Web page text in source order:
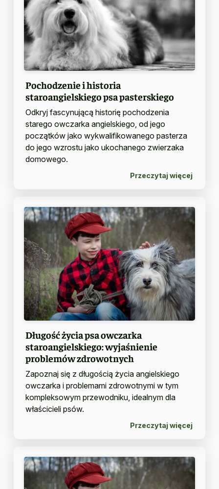
Pochodzenie i historia
staroangielskiego psa pasterskiego
Odkryj fascynującą historię pochodzenia
starego owczarka angielskiego, od jego
początków jako wykwalifikowanego pasterza
do jego wzrostu jako ukochanego zwierzaka
domowego.
Przeczytaj więcej
Długość życia psa owczarka
staroangielskiego: wyjaśnienie
problemów zdrowotnych
Zapoznaj się z długością życia angielskiego
owczarka i problemami zdrowotnymi w tym
kompleksowym przewodniku, idealnym dla
właścicieli psów.
Przeczytaj więcej